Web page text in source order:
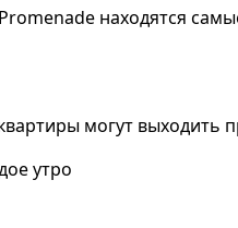
находятся
могут выходить
утро